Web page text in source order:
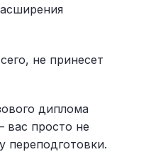
не принесет
диплома
вас просто не
переподготовки.